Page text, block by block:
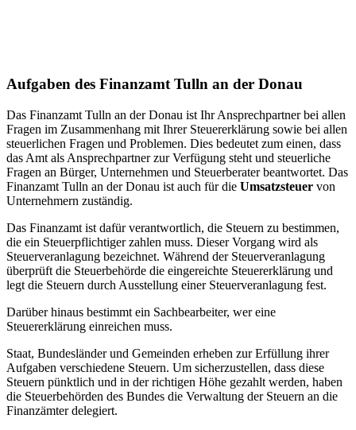
Aufgaben des Finanzamt Tulln an der Donau
Das Finanzamt Tulln an der Donau ist Ihr Ansprechpartner bei allen
Fragen im Zusammenhang mit Ihrer Steuererklärung sowie bei allen
steuerlichen Fragen und Problemen. Dies bedeutet zum einen, dass
das Amt als Ansprechpartner zur Verfügung steht und steuerliche
Fragen an Bürger, Unternehmen und Steuerberater beantwortet. Das
Finanzamt Tulln an der Donau ist auch für die Umsatzsteuer von
Unternehmern zuständig.
Das Finanzamt ist dafür verantwortlich, die Steuern zu bestimmen,
die ein Steuerpflichtiger zahlen muss. Dieser Vorgang wird als
Steuerveranlagung bezeichnet. Während der Steuerveranlagung
überprüft die Steuerbehörde die eingereichte Steuererklärung und
legt die Steuern durch Ausstellung einer Steuerveranlagung fest.
Darüber hinaus bestimmt ein Sachbearbeiter, wer eine
Steuererklärung einreichen muss.
Staat, Bundesländer und Gemeinden erheben zur Erfüllung ihrer
Aufgaben verschiedene Steuern. Um sicherzustellen, dass diese
Steuern pünktlich und in der richtigen Höhe gezahlt werden, haben
die Steuerbehörden des Bundes die Verwaltung der Steuern an die
Finanzämter delegiert.